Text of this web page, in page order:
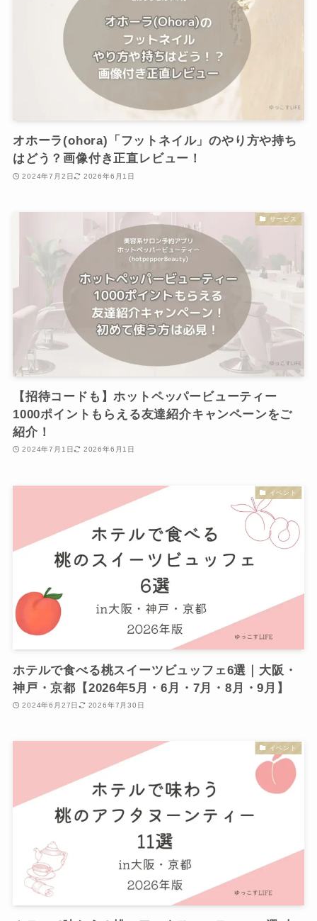
オホーラ(ohora)「フットネイル」のやり方や持ち
はどう？画像付き正直レビュー！
2024年7月2日 2026年6月1日
サービス
【招待コードも】ホットペッパービューティー
1000ポイントもらえる友達紹介キャンペーンをご
紹介！
2024年7月1日 2026年6月1日
イベント
ホテルで食べる桃スイーツビュッフェ6選｜大阪・
神戸・京都【2026年5月・6月・7月・8月・9月】
2024年6月27日 2026年7月30日
イベント